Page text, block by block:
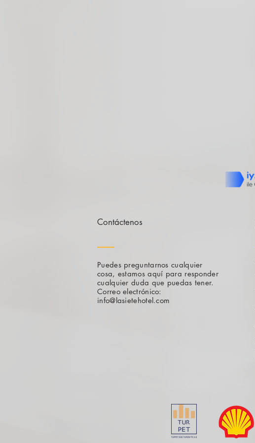
Contáctenos
Puedes preguntarnos cualquier
cosa, estamos aquí para responder
cualquier duda que puedas tener.
Correo electrónico:
info@lasietehotel.com